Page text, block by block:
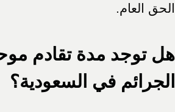
الحق العام.
هل توجد مدة تقادم
الجرائم في السعودية؟